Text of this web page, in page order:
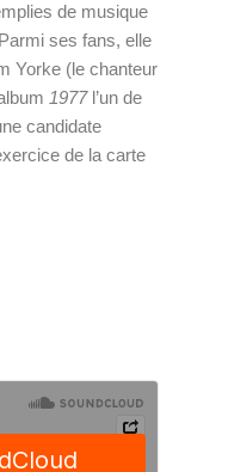
de musique
ses fans, elle
Yorke (le chanteur
1977 l’un de
candidate
de la carte